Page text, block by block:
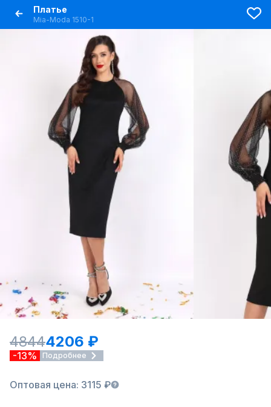
Платье
Mia-Moda 1510-1
48444206 ₽
-13% Подробнее
Оптовая цена: 3115 ₽